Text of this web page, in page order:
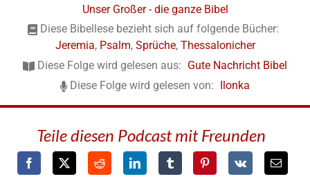
Unser Großer - die ganze Bibel
Diese Bibellese bezieht sich auf folgende Bücher:
Jeremia, Psalm, Sprüche, Thessalonicher
Diese Folge wird gelesen aus: Gute Nachricht Bibel
Diese Folge wird gelesen von: Ilonka
Teile diesen Podcast mit Freunden